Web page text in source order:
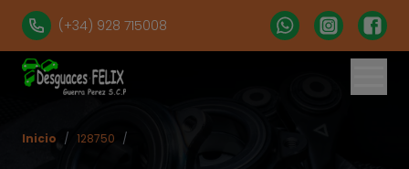
(+34) 928 715008
Inicio / 128750 /